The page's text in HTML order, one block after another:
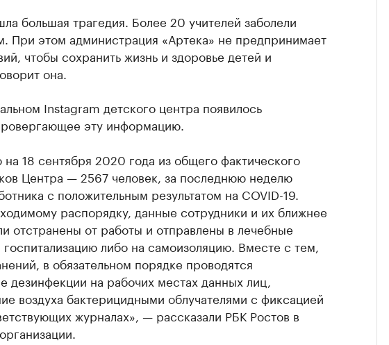
большая трагедия. Более 20 учителей заболели
При этом администрация «Артека» не предпринимает
чтобы сохранить жизнь и здоровье детей и
она.
Instagram детского центра появилось
эту информацию.
18 сентября 2020 года из общего фактического
Центра — 2567 человек, за последнюю неделю
с положительным результатом на COVID-19.
распорядку, данные сотрудники и их ближнее
отстранены от работы и отправлены в лечебные
либо на самоизоляцию. Вместе с тем,
в обязательном порядке проводятся
дезинфекции на рабочих местах данных лиц,
воздуха бактерицидными облучателями с фиксацией
журналах», — рассказали РБК Ростов в